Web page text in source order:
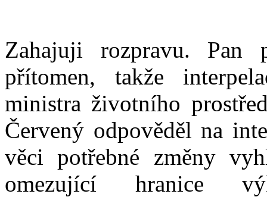
Zahajuji rozpravu. Pan
přítomen, takže
ministra životního
Červený odpověděl na
věci potřebné změny
omezující hranice